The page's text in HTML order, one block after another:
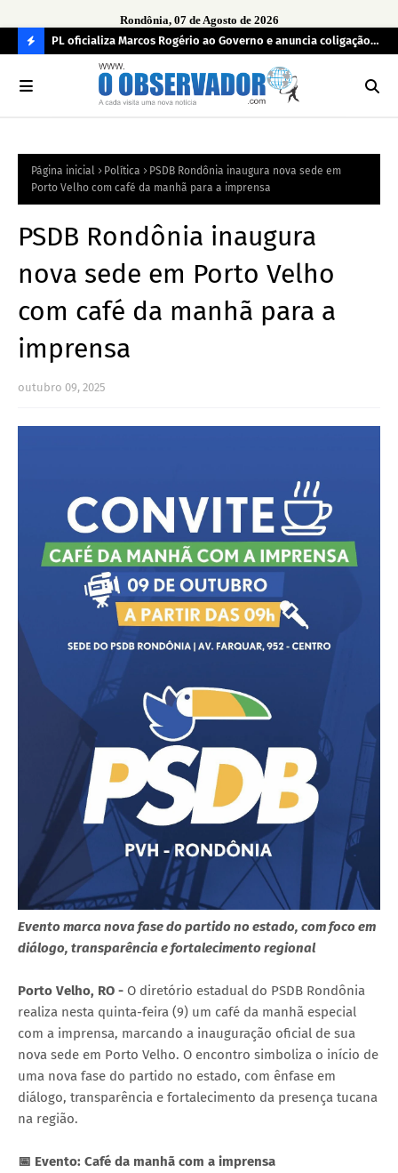
Rondônia, 07 de Agosto de 2026
O
R
PL oficializa Marcos Rogério ao Governo e anuncia coligação
com cinco partidos em Rondônia
Página inicial Política
PSDB Rondônia inaugura nova sede em
Porto Velho com café da manhã para a imprensa
PSDB Rondônia inaugura
nova sede em Porto Velho
com café da manhã para a
imprensa
outubro 09, 2025
Evento marca nova fase do partido no estado, com foco em
diálogo, transparência e fortalecimento regional
Porto Velho, RO - O diretório estadual do PSDB Rondônia
realiza nesta quinta-feira (9) um café da manhã especial
com a imprensa, marcando a inauguração oficial de sua
nova sede em Porto Velho. O encontro simboliza o início de
uma nova fase do partido no estado, com ênfase em
diálogo, transparência e fortalecimento da presença tucana
na região.
📅 Evento: Café da manhã com a imprensa